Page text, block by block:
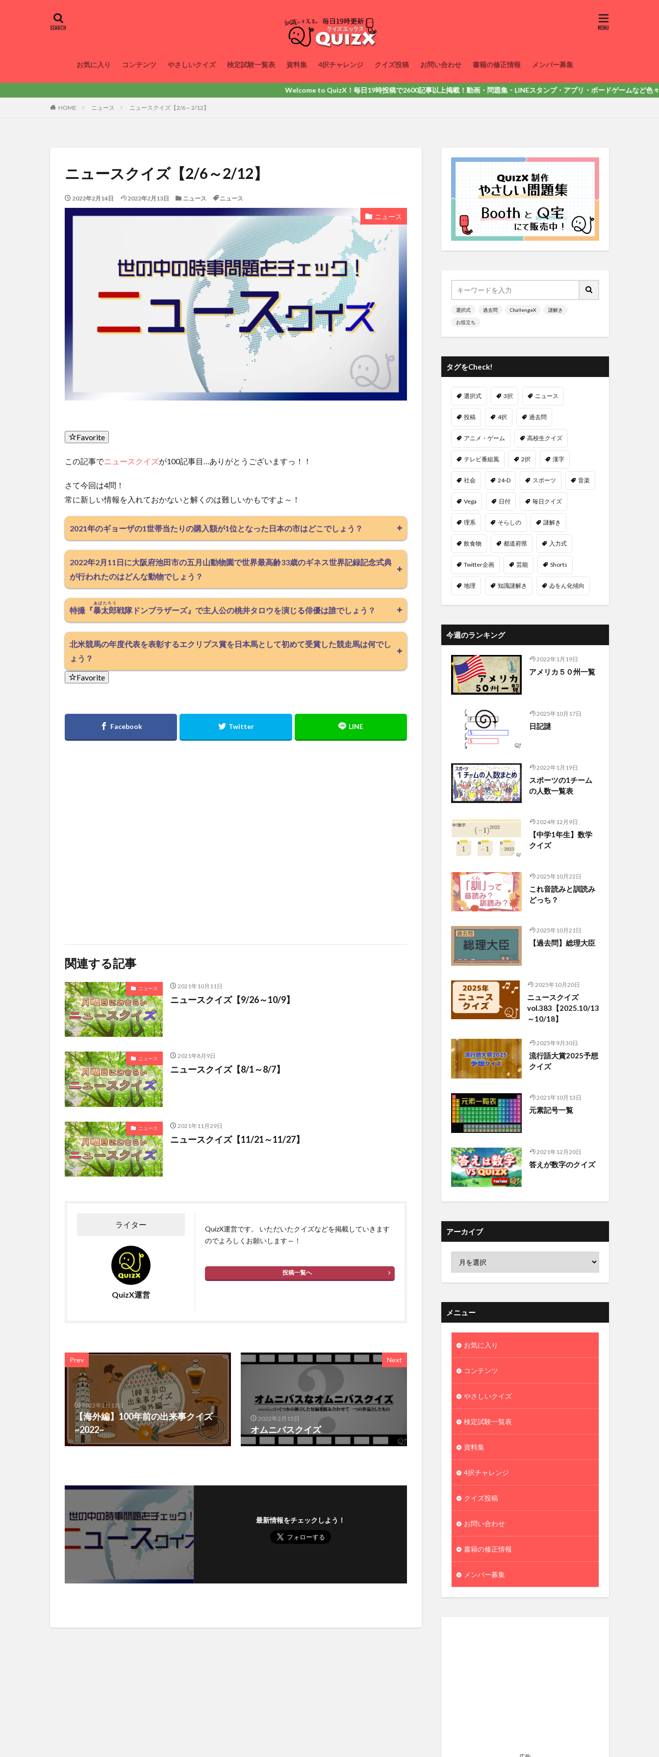
お気に入り コンテンツ やさしいクイズ 検定試験一覧表 資料集 4択チャレンジ クイズ投稿 お問い合わせ 書籍の修正情報 メンバー募集
Welcome to QuizX！毎日19時投稿で2600記事以上掲載！動画・問題集・LINEスタンプ・アプリ・ボードゲームなど色々出しています。
HOME ニュース ニュースクイズ【2/6～2/12】
ニュースクイズ【2/6～2/12】
2022年2月14日 2022年2月13日 ニュース ニュース
ニュース
Favorite
この記事でニュースクイズが100記事目…ありがとうございますっ！！
さて今回は4問！
常に新しい情報を入れておかないと解くのは難しいかもですよ～！
2021年のギョーザの1世帯当たりの購入額が1位となった日本の市はどこでしょう？
2022年2月11日に大阪府池田市の五月山動物園で世界最高齢33歳のギネス世界記録記念式典
が行われたのはどんな動物でしょう？
特撮『暴太郎
あばたろう
戦隊ドンブラザーズ』で主人公の桃井タロウを演じる俳優は誰でしょう？
北米競馬の年度代表を表彰するエクリプス賞を日本馬として初めて受賞した競走馬は何でし
ょう？
Favorite
関連する記事
ニュース 2021年10月11日
ニュースクイズ【9/26～10/9】
ニュース 2021年8月9日
ニュースクイズ【8/1～8/7】
ニュース 2021年11月29日
ニュースクイズ【11/21～11/27】
ライター
QuizX運営
QuizX運営です。 いただいたクイズなどを掲載していきます
のでよろしくお願いします～！
投稿一覧へ
Prev
2022年2月13日
【海外編】100年前の出来事クイズ
~2022~
Next
2022年2月15日
オムニバスクイズ
最新情報をチェックしよう！
選択式 過去問 ChallengeX 謎解き
お役立ち
タグをCheck!
選択式 3択 ニュース
投稿 4択 過去問
アニメ・ゲーム 高校生クイズ
テレビ番組風 2択 漢字
社会 24-D スポーツ 音楽
Vega 日付 毎日クイズ
理系 そらしの 謎解き
飲食物 都道府県 入力式
Twitter企画 芸能 Shorts
地理 知識謎解き ゐをん化傾向
今週のランキング
2022年1月19日
アメリカ５０州一覧
2025年10月17日
日記謎
2022年1月19日
スポーツの1チーム
の人数一覧表
2024年12月9日
【中学1年生】数学
クイズ
2025年10月22日
これ音読みと訓読み
どっち？
2025年10月21日
【過去問】総理大臣
2025年10月20日
ニュースクイズ
vol.383【2025.10/13
～10/18】
2025年9月30日
流行語大賞2025予想
クイズ
2021年10月13日
元素記号一覧
2021年12月20日
答えが数字のクイズ
アーカイブ
メニュー
お気に入り
コンテンツ
やさしいクイズ
検定試験一覧表
資料集
4択チャレンジ
クイズ投稿
お問い合わせ
書籍の修正情報
メンバー募集